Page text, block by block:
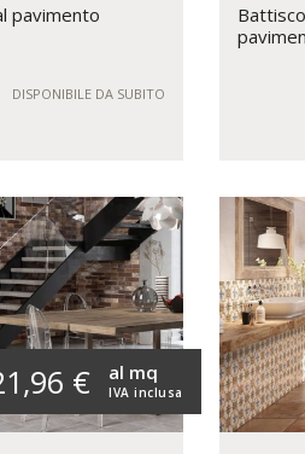
pavimento
DISPONIBILE DA SUBITO
€ IVA inclusa
al mq